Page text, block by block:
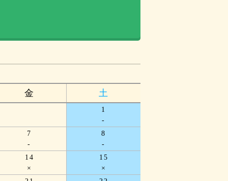
金 土
1
-
7
-
8
-
14
×
15
×